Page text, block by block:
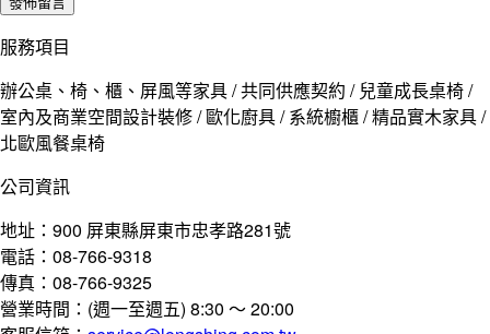
服務項目
辦公桌、椅、櫃、屏風等家具 / 共同供應契約 / 兒童成長桌椅 /
室內及商業空間設計裝修 / 歐化廚具 / 系統櫥櫃 / 精品實木家具 /
北歐風餐桌椅
公司資訊
地址：900 屏東縣屏東市忠孝路281號
電話：08-766-9318
傳真：08-766-9325
營業時間：(週一至週五) 8:30 ～ 20:00